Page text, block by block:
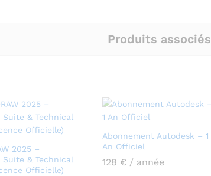
Produits associés
2025 –
Suite & Technical
Officielle)
Abonnement Autodesk – 1
An Officiel
128 € / année